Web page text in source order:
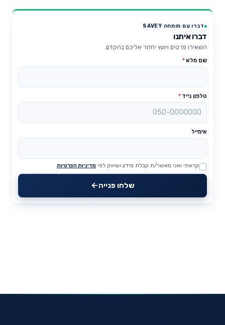
דברו עם מומחה SAVEY
דברו איתנו
השאירו פרטים ויועץ יחזור אליכם בהקדם.
שם מלא*
טלפון נייד *
אימייל
Website
קראתי ואני מאשר/ת קבלת מידע ושיווק לפי מדיניות הפרטיות
שלחו פנייה